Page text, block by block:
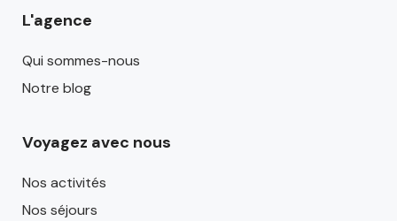
L'agence
Qui sommes-nous
Notre blog
Voyagez avec nous
Nos activités
Nos séjours